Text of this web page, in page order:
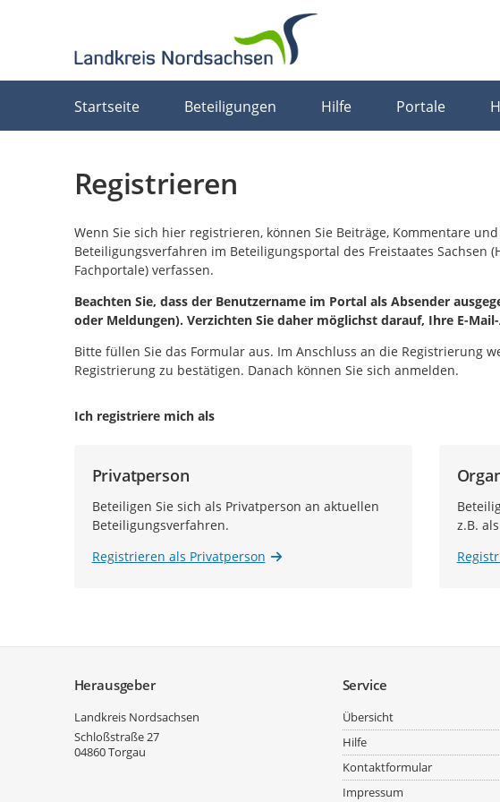
Startseite Beteiligungen Hilfe Portale
Registrieren
Wenn Sie sich hier registrieren, können Sie Beiträge, Kommentare
Beteiligungsverfahren im Beteiligungsportal des Freistaates Sachsen
Fachportale) verfassen.
Beachten Sie, dass der Benutzername im Portal als Absender
oder Meldungen). Verzichten Sie daher möglichst darauf, Ihre E-
Bitte füllen Sie das Formular aus. Im Anschluss an die Registrierung
Registrierung zu bestätigen. Danach können Sie sich anmelden.
Ich registriere mich als
Privatperson
Beteiligen Sie sich als Privatperson an aktuellen
Beteiligungsverfahren.
Registrieren als Privatperson
z.B.
Herausgeber
Landkreis Nordsachsen
Schloßstraße 27
04860Torgau
Service
Übersicht
Hilfe
Kontaktformular
Impressum